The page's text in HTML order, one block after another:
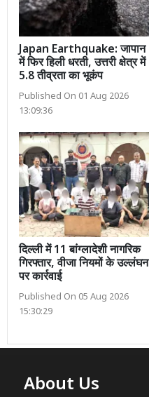
Japan Earthquake: जापान
में फिर हिली धरती, उत्तरी क्षेत्र में
5.8 तीव्रता का भूकंप
Published On 01 Aug 2026
13:09:36
दिल्ली में 11 बांग्लादेशी नागरिक
गिरफ्तार, वीजा नियमों के उल्लंघन
पर कार्रवाई
Published On 05 Aug 2026
15:30:29
About Us